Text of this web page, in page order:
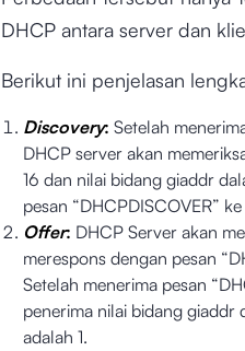
DHCP antara server dan
Berikut ini penjelasan
Discovery: Setelah
DHCP server akan
16 dan nilai bidang giaddr
pesan “DHCPDISCOVER”
Offer: DHCP Server akan
merespons dengan pesan
Setelah menerima pesan
penerima nilai bidang giaddr
adalah 1.